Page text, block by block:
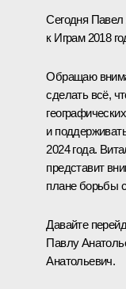
Сегодня Павел
к Играм 2018
Обращаю
сделать всё,
и
2024 года.
представит
плане борьбы
Давайте
Павлу
Анатольевич.